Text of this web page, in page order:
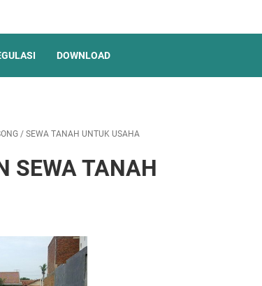
DOWNLOAD
/ SEWA TANAH UNTUK USAHA
SEWA TANAH